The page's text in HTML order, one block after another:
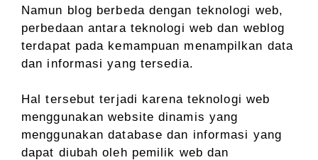
Namun blog berbeda dengan teknologi web,
perbedaan antara teknologi web dan weblog
terdapat pada kemampuan menampilkan data
dan informasi yang tersedia.
Hal tersebut terjadi karena teknologi web
menggunakan website dinamis yang
menggunakan database dan informasi yang
dapat diubah oleh pemilik web dan